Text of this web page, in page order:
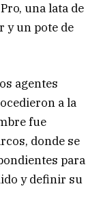
una lata de
y un pote de
agentes
a la
fue
donde se
para
y definir su